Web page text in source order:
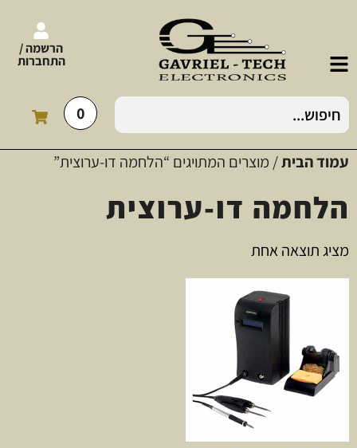
הרשמה /
התחברות
0
עמוד הבית/ מוצרים המתויגים “הלחמה דו-ערוצית”
הלחמה דו-ערוצית
מציג תוצאה אחת